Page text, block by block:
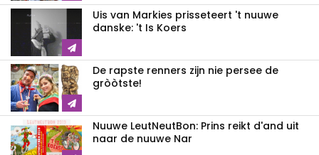
Uis van Markies prisseteert 't nuuwe
danske: 't Is Koers
De rapste renners zijn nie persee de
gròòtste!
Nuuwe LeutNeutBon: Prins reikt d'and uit
naar de nuuwe Nar